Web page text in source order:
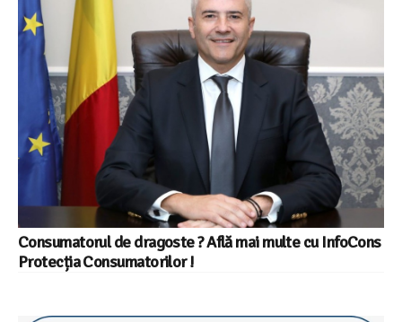
Consumatorul de dragoste ? Află mai multe cu InfoCons
Protecția Consumatorilor !